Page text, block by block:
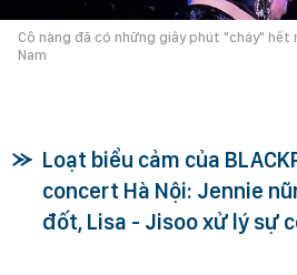
Cô nàng đã có những giây phút "cháy" hết
Nam
Loạt biểu cảm của
concert Hà Nội: Jennie
đốt, Lisa - Jisoo xử lý sự